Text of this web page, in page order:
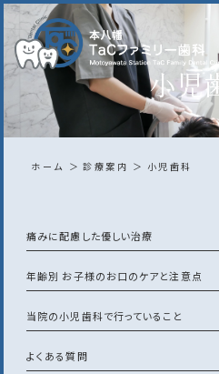
小児
ホーム 診療案内 小児歯科
痛みに配慮した優しい治療
年齢別 お子様のお口のケアと注意点
当院の小児歯科で行っていること
よくある質問